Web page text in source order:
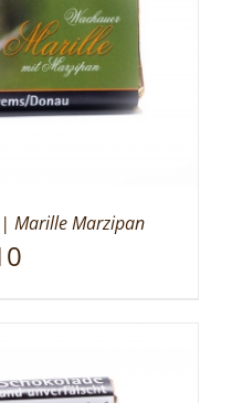
Marille Marzipan